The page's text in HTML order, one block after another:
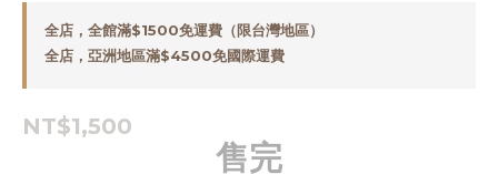
全店，全館滿$1500免運費（限台灣地區）
全店，亞洲地區滿$4500免國際運費
NT$1,500
售完